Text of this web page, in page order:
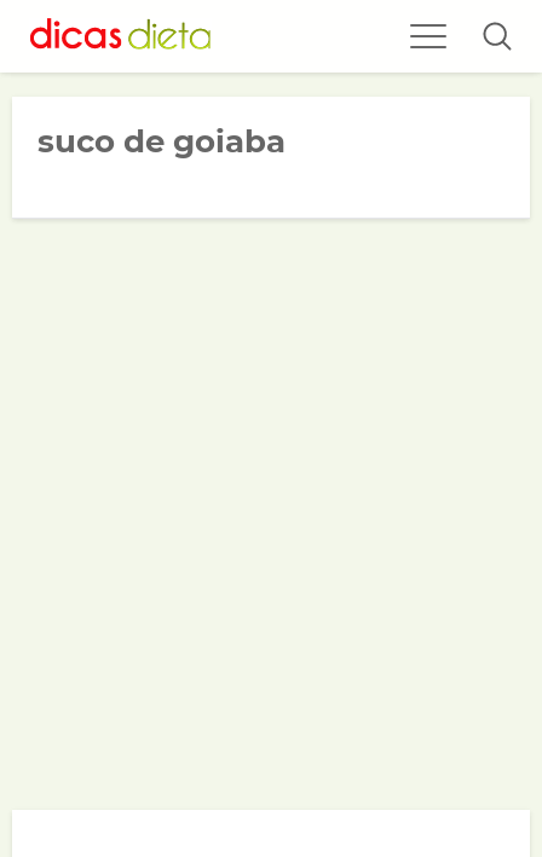
suco de goiaba